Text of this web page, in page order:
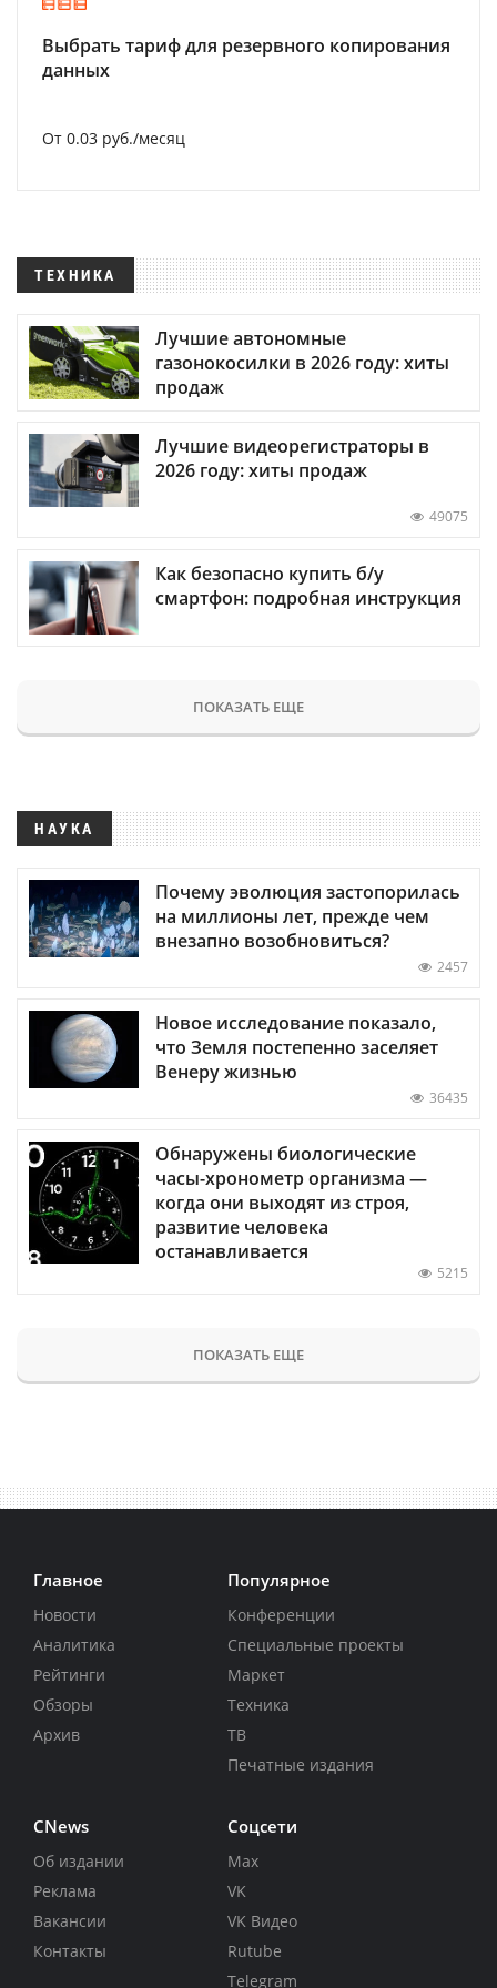
Выбрать тариф для резервного копирования
данных
От 0.03 руб./месяц
ТЕХНИКА
Лучшие автономные
газонокосилки в 2026 году: хиты
продаж
Лучшие видеорегистраторы в
2026 году: хиты продаж
49075
Как безопасно купить б/у
смартфон: подробная инструкция
ПОКАЗАТЬ ЕЩЕ
НАУКА
Почему эволюция застопорилась
на миллионы лет, прежде чем
внезапно возобновиться?
2457
Новое исследование показало,
что Земля постепенно заселяет
Венеру жизнью
36435
Обнаружены биологические
часы-хронометр организма —
когда они выходят из строя,
развитие человека
останавливается
5215
ПОКАЗАТЬ ЕЩЕ
Главное
Новости
Аналитика
Рейтинги
Обзоры
Архив
Популярное
Конференции
Специальные проекты
Маркет
Техника
ТВ
Печатные издания
CNews
Об издании
Реклама
Вакансии
Контакты
Соцсети
Max
VK
VK Видео
Rutube
Telegram